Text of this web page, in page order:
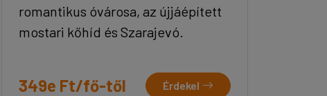
romantikus óvárosa, az újjáépített
mostari kőhíd és Szarajevó.
349e Ft/fő-től Érdekel